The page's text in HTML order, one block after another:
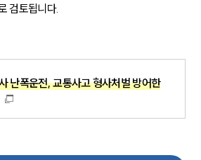
검토됩니다.
난폭운전, 교통사고 형사처벌 방어한